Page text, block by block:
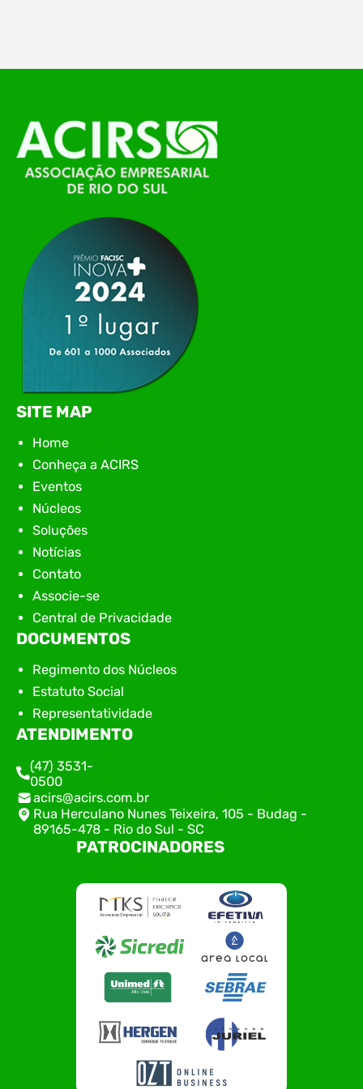
O Polo ACATE-ACIRS, por meio do NIAVI – Núcleo
de Tecnologia da Informação do Alto Vale do
Itajaí, realizou, no dia 21 de julho, o evento
Conexão Tech NIAVI, reunindo empresas de
tecnologia da região para uma noite de
apresentação de novas iniciativas para o setor. O
encontro aconteceu em Rio…
SITE MAP
Home
Conheça a ACIRS
Eventos
Núcleos
Soluções
Notícias
Contato
Associe-se
Central de Privacidade
DOCUMENTOS
Regimento dos Núcleos
Estatuto Social
Representatividade
ATENDIMENTO
(47) 3531-
0500
acirs@acirs.com.br
Rua Herculano Nunes Teixeira, 105 - Budag -
89165-478 - Rio do Sul - SC
PATROCINADORES